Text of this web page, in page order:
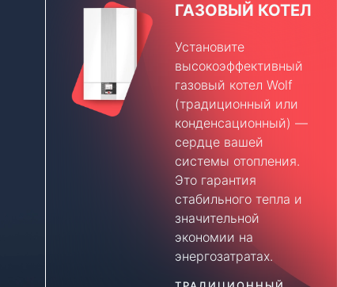
ГАЗОВЫЙ КОТЕЛ
Установите
высокоэффективный
газовый котел Wolf
(традиционный или
конденсационный) —
сердце вашей
системы отопления.
Это гарантия
стабильного тепла и
значительной
экономии на
энергозатратах.